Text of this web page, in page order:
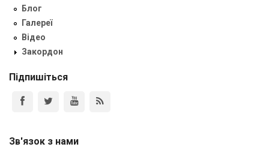
Блог
Галереї
Відео
Закордон
Підпишіться
Зв'язок з нами